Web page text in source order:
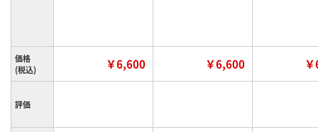
価格
(税込)
￥6,600 ￥6,600
評価